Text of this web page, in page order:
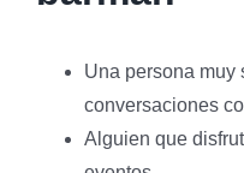
Una persona muy
conversaciones
Alguien que